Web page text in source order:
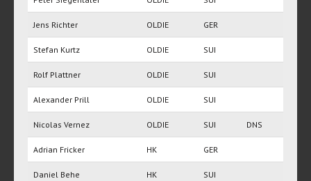
Jens Richter OLDIE GER
Stefan Kurtz OLDIE SUI
Rolf Plattner OLDIE SUI
Alexander Prill OLDIE SUI
Nicolas Vernez OLDIE SUI DNS
Adrian Fricker HK GER
Daniel Behe HK SUI